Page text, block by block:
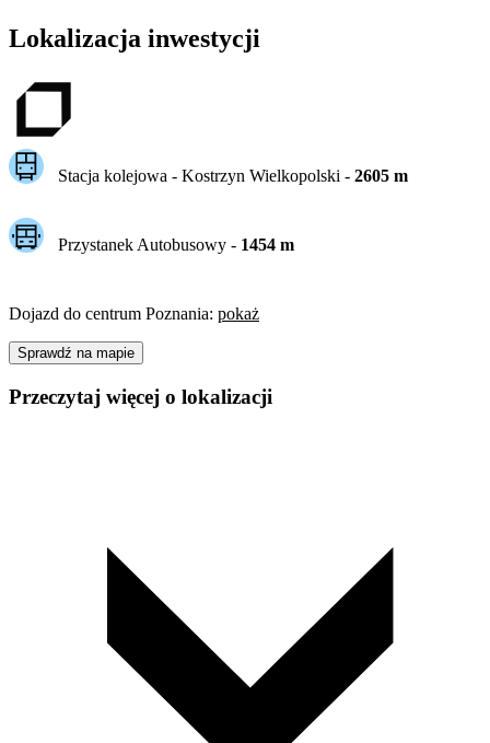
Lokalizacja inwestycji
Stacja kolejowa - Kostrzyn Wielkopolski- 2605m
Przystanek Autobusowy - 1454m
Dojazd do centrum Poznania: pokaż
Sprawdź na mapie
Przeczytaj więcej o lokalizacji